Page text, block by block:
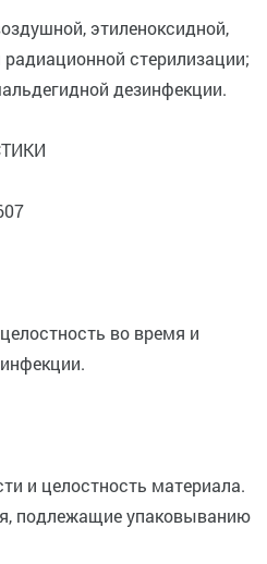
этиленоксидной,
стерилизации;
дезинфекции.
во время и
и целостность материала.
подлежащие упаковыванию